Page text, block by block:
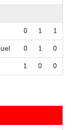
0 1 1
0 1 0
1 0 0